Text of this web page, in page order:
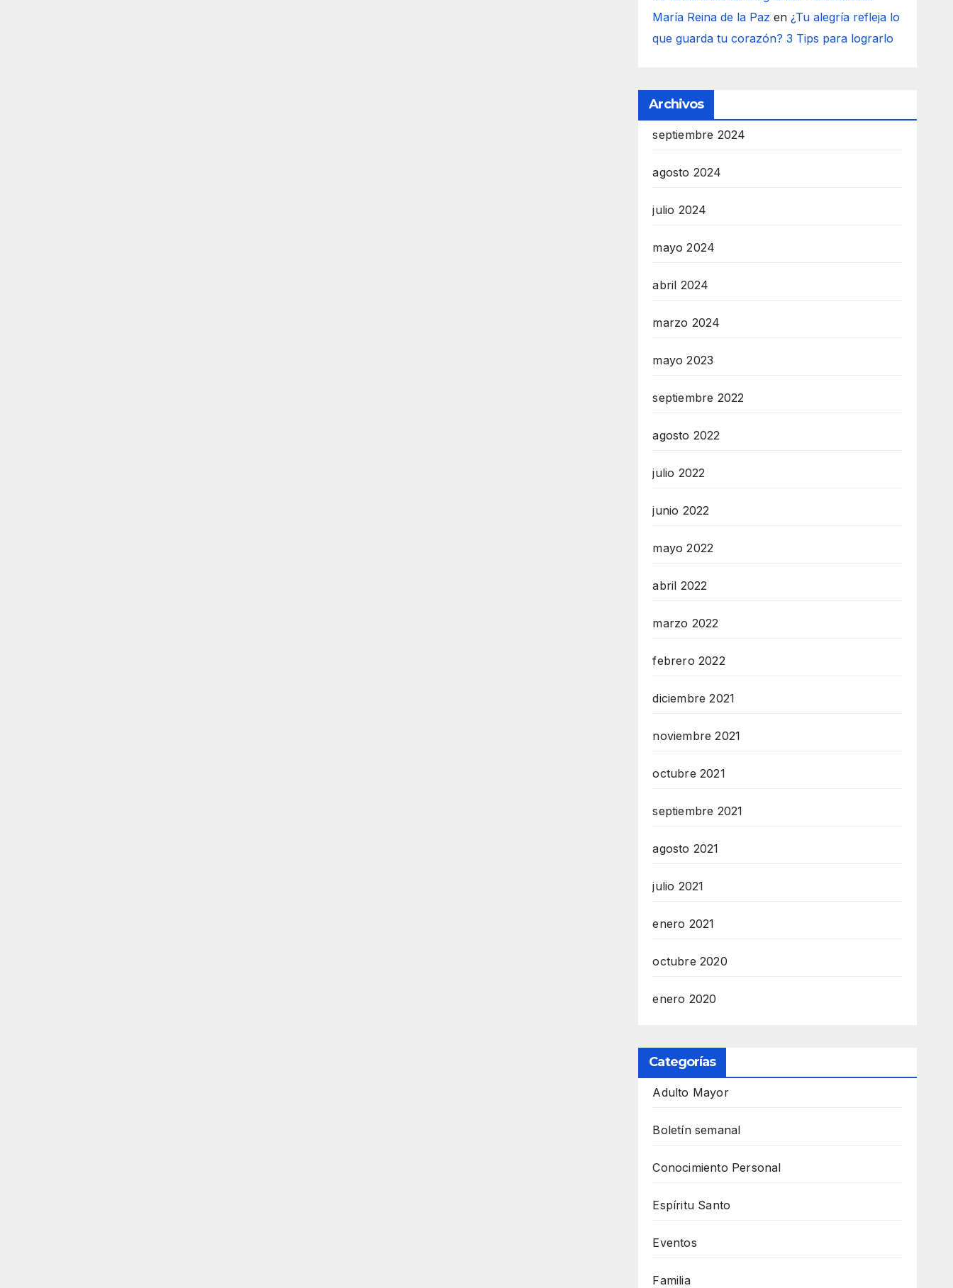
María Reina de la Paz en ¿Tu alegría refleja lo
que guarda tu corazón? 3 Tips para lograrlo
Archivos
septiembre 2024
agosto 2024
julio 2024
mayo 2024
abril 2024
marzo 2024
mayo 2023
septiembre 2022
agosto 2022
julio 2022
junio 2022
mayo 2022
abril 2022
marzo 2022
febrero 2022
diciembre 2021
noviembre 2021
octubre 2021
septiembre 2021
agosto 2021
julio 2021
enero 2021
octubre 2020
enero 2020
Categorías
Adulto Mayor
Boletín semanal
Conocimiento Personal
Espíritu Santo
Eventos
Familia